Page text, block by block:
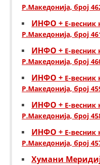
Р.Македонија, број
ИНФО + Е-весник
Р.Македонија, број
ИНФО + Е-весник
Р.Македонија, број
ИНФО + Е-весник
Р.Македонија, број
ИНФО + Е-весник
Р.Македонија, број
ИНФО + Е-весник
Р.Македонија, број
Хумани